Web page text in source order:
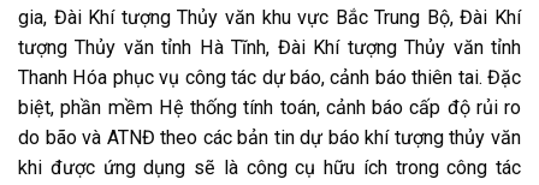
gia, Đài Khí tượng Thủy văn khu vực Bắc Trung Bộ, Đài Khí
tượng Thủy văn tỉnh Hà Tĩnh, Đài Khí tượng Thủy văn tỉnh
Thanh Hóa phục vụ công tác dự báo, cảnh báo thiên tai. Đặc
biệt, phần mềm Hệ thống tính toán, cảnh báo cấp độ rủi ro
do bão và ATNĐ theo các bản tin dự báo khí tượng thủy văn
khi được ứng dụng sẽ là công cụ hữu ích trong công tác